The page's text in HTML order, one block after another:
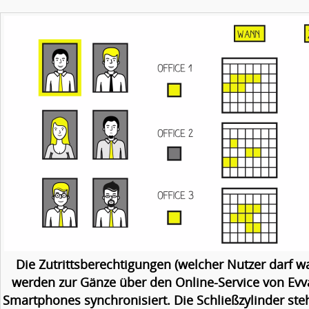
Die Zutrittsberechtigungen (welcher Nutzer darf
werden zur Gänze über den Online-Service von
Smartphones synchronisiert. Die Schließzylinder